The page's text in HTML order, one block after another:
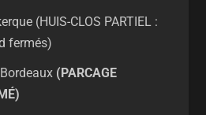
(HUIS-CLOS PARTIEL :
fermés)
(PARCAGE